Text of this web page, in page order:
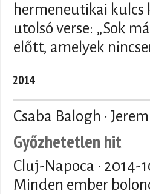
hermeneutikai kulcs
utolsó verse: „Sok
előtt, amelyek
2014
Csaba Balogh ·
Győzhetetlen hit
Cluj-Napoca · 2014-
Minden ember